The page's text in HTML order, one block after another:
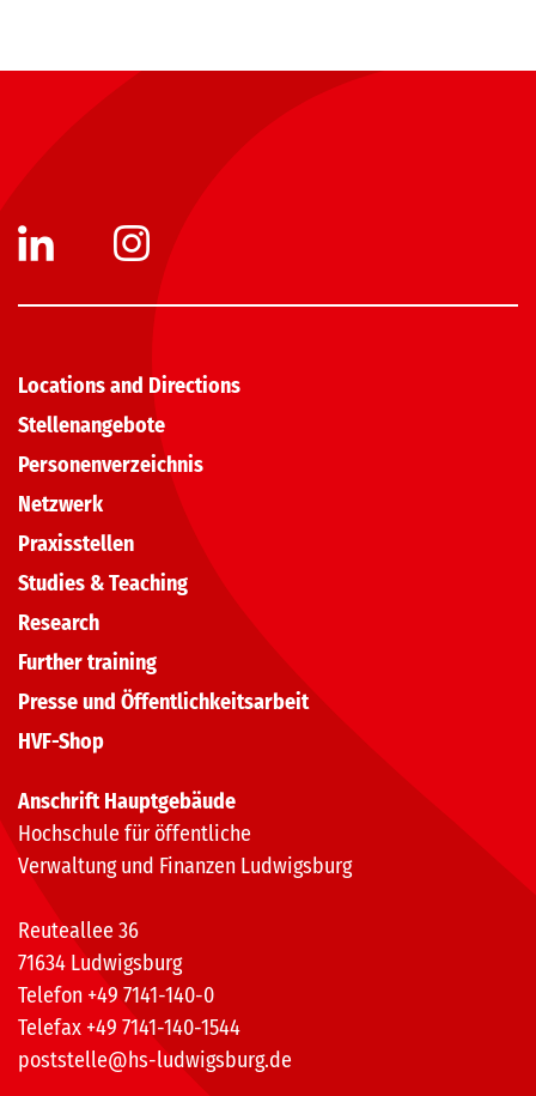
Locations and Directions
Stellenangebote
Personenverzeichnis
Netzwerk
Praxisstellen
Studies & Teaching
Research
Further training
Presse und Öffentlichkeitsarbeit
HVF-Shop
Anschrift Hauptgebäude
Hochschule für öffentliche
Verwaltung und Finanzen Ludwigsburg
Reuteallee 36
71634 Ludwigsburg
Telefon +49 7141-140-0
Telefax +49 7141-140-1544
poststelle@hs-ludwigsburg.de